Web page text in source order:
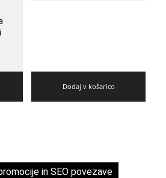
Dodaj v košarico
in SEO povezave